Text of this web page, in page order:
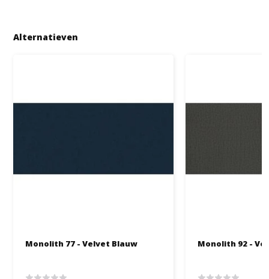
Alternatieven
Monolith 77 - Velvet Blauw Monolith 92 -